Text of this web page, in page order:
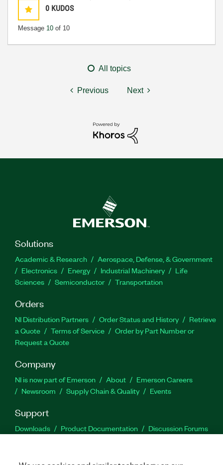
0 KUDOS
Message 10 of 10
All topics
Previous Next
Solutions
Academic & Research
Aerospace, Defense, & Government
Electronics
Energy Industrial Machinery
Life
Sciences
Semiconductor Transportation
Orders
NI Distribution Partners Order Status and History
Retrieve
a Quote
Terms of Service
Order by Part Number or
Request a Quote
Company
NI is now part of Emerson About
Emerson Careers
Newsroom
Supply Chain & Quality Events
Support
Downloads Product Documentation
Discussion Forums